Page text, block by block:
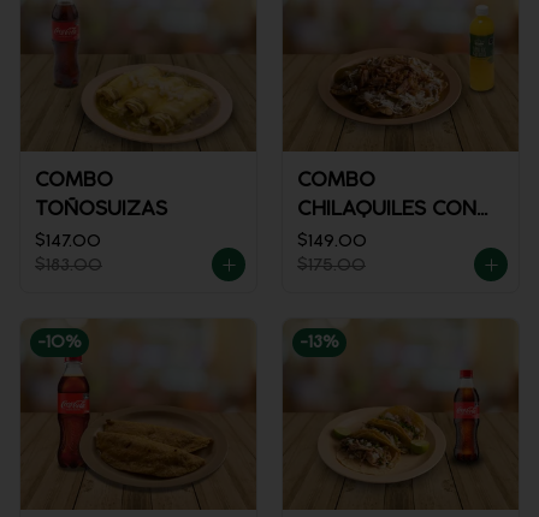
COMBO
TOÑOSUIZAS
$147.00
$183.00
COMBO
CHILAQUILES CON
MACIZA + JUGO DE
NARANJA
$149.00
$175.00
-10% -13%